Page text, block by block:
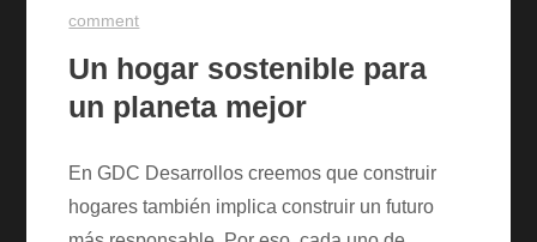
comment
Un hogar sostenible para
un planeta mejor
En GDC Desarrollos creemos que construir
hogares también implica construir un futuro